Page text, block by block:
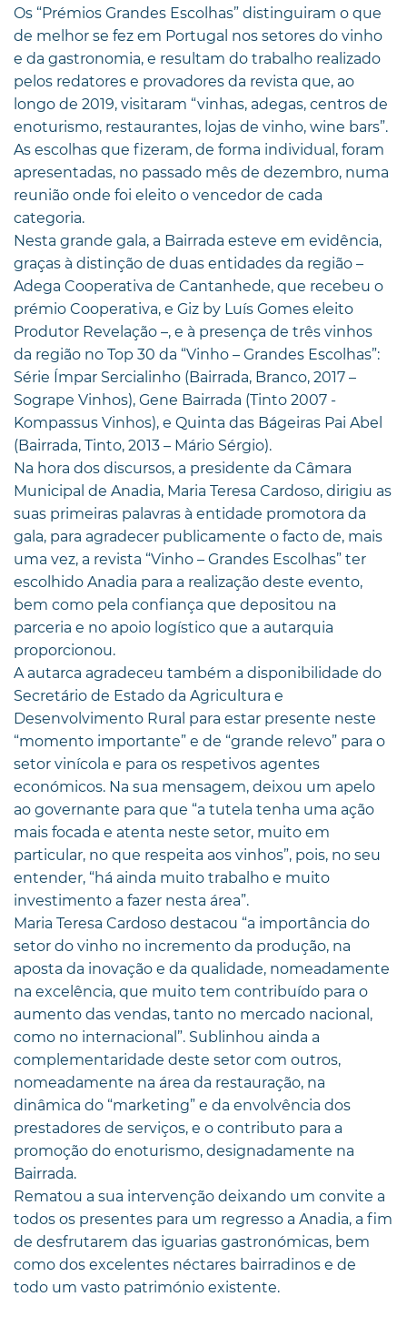
Os “Prémios Grandes Escolhas” distinguiram o que
de melhor se fez em Portugal nos setores do vinho
e da gastronomia, e resultam do trabalho realizado
pelos redatores e provadores da revista que, ao
longo de 2019, visitaram “vinhas, adegas, centros de
enoturismo, restaurantes, lojas de vinho, wine bars”.
As escolhas que fizeram, de forma individual, foram
apresentadas, no passado mês de dezembro, numa
reunião onde foi eleito o vencedor de cada
categoria.
Nesta grande gala, a Bairrada esteve em evidência,
graças à distinção de duas entidades da região –
Adega Cooperativa de Cantanhede, que recebeu o
prémio Cooperativa, e Giz by Luís Gomes eleito
Produtor Revelação –, e à presença de três vinhos
da região no Top 30 da “Vinho – Grandes Escolhas”:
Série Ímpar Sercialinho (Bairrada, Branco, 2017 –
Sogrape Vinhos), Gene Bairrada (Tinto 2007 -
Kompassus Vinhos), e Quinta das Bágeiras Pai Abel
(Bairrada, Tinto, 2013 – Mário Sérgio).
Na hora dos discursos, a presidente da Câmara
Municipal de Anadia, Maria Teresa Cardoso, dirigiu as
suas primeiras palavras à entidade promotora da
gala, para agradecer publicamente o facto de, mais
uma vez, a revista “Vinho – Grandes Escolhas” ter
escolhido Anadia para a realização deste evento,
bem como pela confiança que depositou na
parceria e no apoio logístico que a autarquia
proporcionou.
A autarca agradeceu também a disponibilidade do
Secretário de Estado da Agricultura e
Desenvolvimento Rural para estar presente neste
“momento importante” e de “grande relevo” para o
setor vinícola e para os respetivos agentes
económicos. Na sua mensagem, deixou um apelo
ao governante para que “a tutela tenha uma ação
mais focada e atenta neste setor, muito em
particular, no que respeita aos vinhos”, pois, no seu
entender, “há ainda muito trabalho e muito
investimento a fazer nesta área”.
Maria Teresa Cardoso destacou “a importância do
setor do vinho no incremento da produção, na
aposta da inovação e da qualidade, nomeadamente
na excelência, que muito tem contribuído para o
aumento das vendas, tanto no mercado nacional,
como no internacional”. Sublinhou ainda a
complementaridade deste setor com outros,
nomeadamente na área da restauração, na
dinâmica do “marketing” e da envolvência dos
prestadores de serviços, e o contributo para a
promoção do enoturismo, designadamente na
Bairrada.
Rematou a sua intervenção deixando um convite a
todos os presentes para um regresso a Anadia, a fim
de desfrutarem das iguarias gastronómicas, bem
como dos excelentes néctares bairradinos e de
todo um vasto património existente.